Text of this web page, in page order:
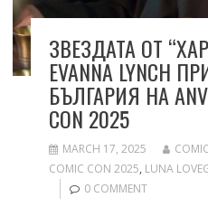
ЗВЕЗДАТА ОТ
ЕVANNA LYNCH
БЪЛГАРИЯ НА
CON 2025
MARCH 17, 2025
COMIC CON 2025, LUNA
0 COMMENT